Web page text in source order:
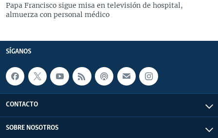
Papa Francisco sigue misa en televisión de hospital,
almuerza con personal médico
SÍGANOS
CONTACTO
SOBRE NOSOTROS